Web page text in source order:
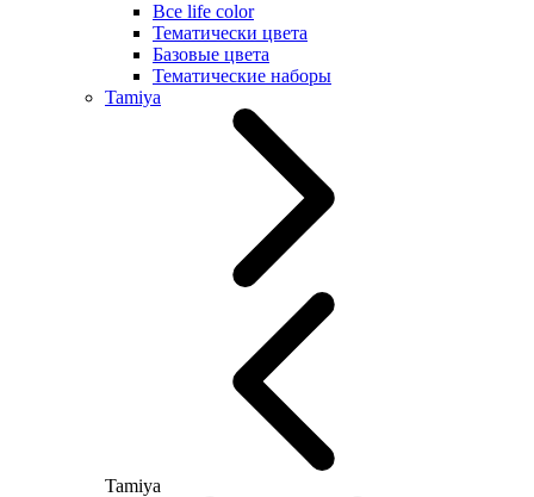
Все life color
Тематически цвета
Базовые цвета
Тематические наборы
Tamiya
Tamiya